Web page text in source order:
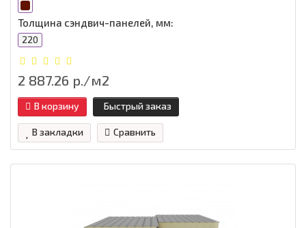
Толщина сэндвич-панелей, мм:
220
2 887.26 р./м2
В корзину Быстрый заказ
В закладки Сравнить